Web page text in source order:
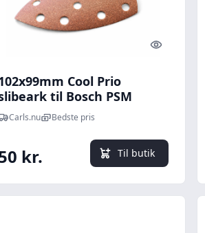
Quick look
Cool Prio
til Bosch PSM
- 10 stk Korn
P120
Carls.nu Bedste pris
kr. Til butik